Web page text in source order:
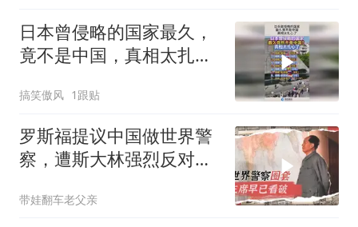
日本曾侵略的国家最久，
竟不是中国，真相太扎心
搞笑傲风 1跟贴
罗斯福提议中国做世界警
察，遭斯大林强烈反对，
带娃翻车老父亲